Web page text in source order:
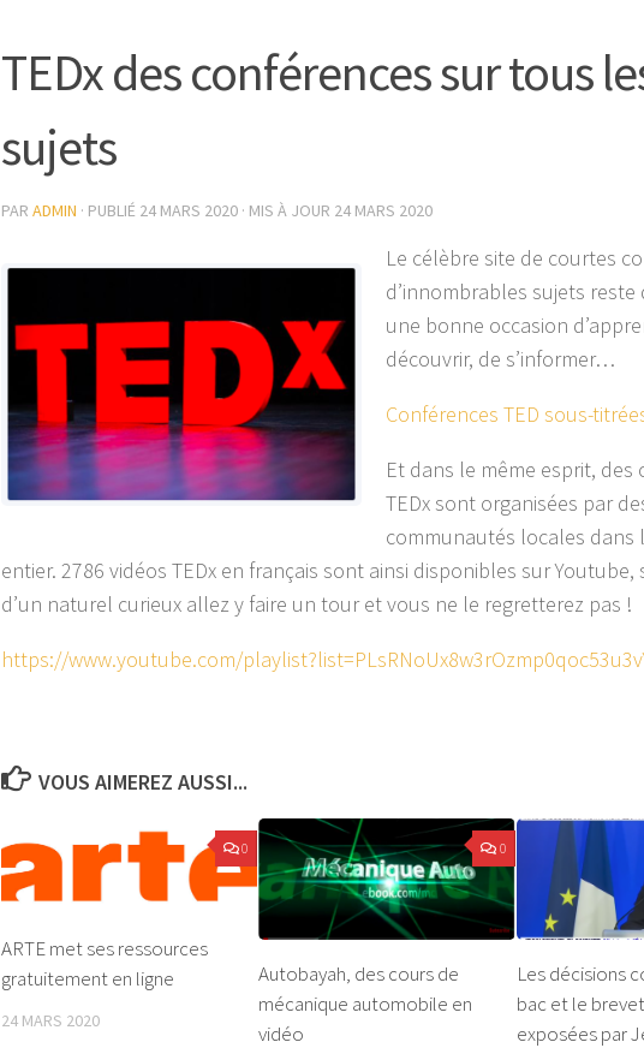
TEDx des conférences sur tous
sujets
PAR ADMIN · PUBLIÉ 24 MARS 2020 · MIS À JOUR 24 MARS 2020
Le célèbre site de courtes
d’innombrables sujets reste
une bonne occasion
découvrir, de s’informer…
Conférences TED sous-
Et dans le même esprit, des
TEDx sont organisées par
communautés locales dans
entier. 2786 vidéos TEDx en français sont ainsi disponibles sur Youtube,
d’un naturel curieux allez y faire un tour et vous ne le regretterez pas !
https://www.youtube.com/
VOUS AIMEREZ AUSSI...
0
ARTE met ses ressources
gratuitement en ligne
24 MARS 2020
0
Autobayah, des cours de
mécanique automobile en
vidéo
Les décisions
bac et le
exposées par